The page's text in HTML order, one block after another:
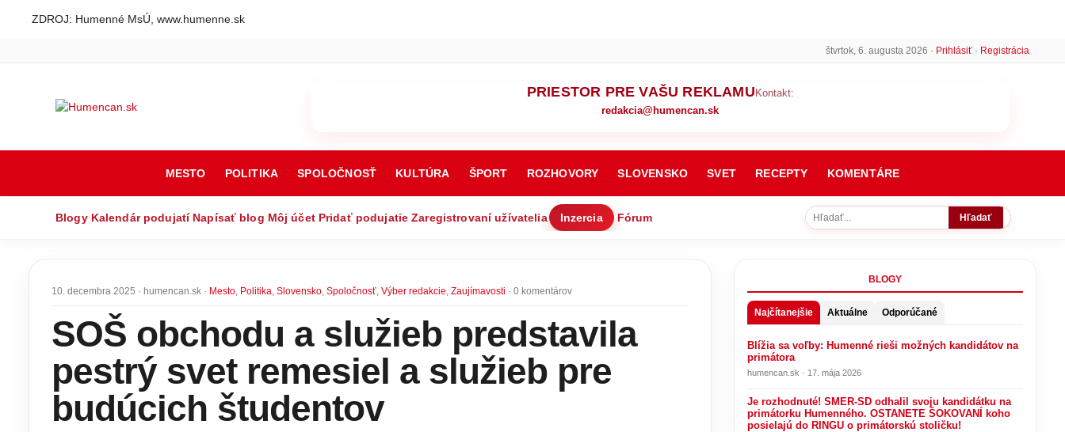
ZDROJ: Humenné MsÚ, www.humenne.sk
štvrtok, 6. augusta 2026 · Prihlásiť · Registrácia
PRIESTOR PRE VAŠU REKLAMU Kontakt:
redakcia@humencan.sk
MESTO POLITIKA SPOLOČNOSŤ KULTÚRA ŠPORT ROZHOVORY SLOVENSKO SVET RECEPTY KOMENTÁRE
Blogy Kalendár podujatí Napísať blog Môj účet Pridať podujatie Zaregistrovaní užívatelia Inzercia Fórum Hľadať
10. decembra 2025 · humencan.sk · Mesto, Politika, Slovensko, Spoločnosť, Výber redakcie, Zaujímavosti · 0 komentárov
SOŠ obchodu a služieb predstavila
pestrý svet remesiel a služieb pre
budúcich študentov
BLOGY
Najčítanejšie Aktuálne Odporúčané
Blížia sa voľby: Humenné rieši možných kandidátov na
primátora
humencan.sk · 17. mája 2026
Je rozhodnuté! SMER-SD odhalil svoju kandidátku na
primátorku Humenného. OSTANETE ŠOKOVANÍ koho
posielajú do RINGU o primátorskú stoličku!